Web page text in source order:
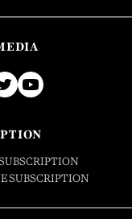
SUBSCRIPTION